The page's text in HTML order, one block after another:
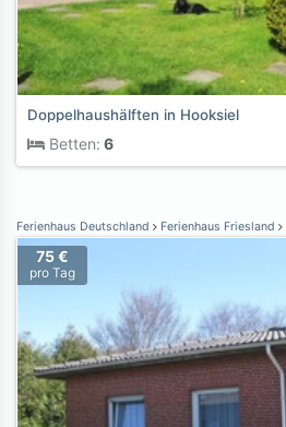
Doppelhaushälften in Hooksiel
Betten: 6
Ferienhaus Deutschland Ferienhaus Friesland
75 €
pro Tag